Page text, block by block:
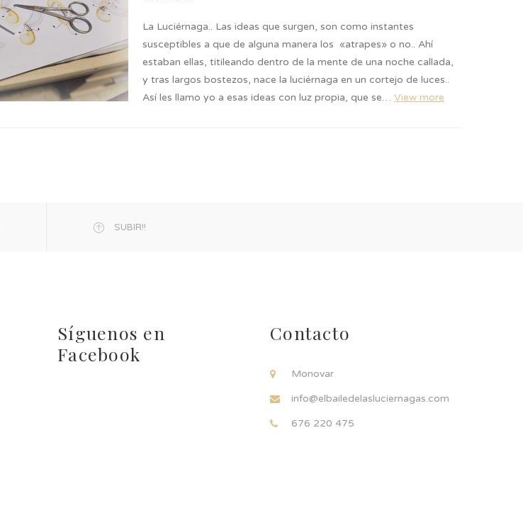
La Luciérnaga.. Las ideas que surgen, son como instantes
susceptibles a que de alguna manera los «atrapes» o no.. Ahí
estaban ellas, titileando dentro de la mente de una noche callada,
y tras largos bostezos, nace la luciérnaga en un cortejo de luces..
Así les llamo yo a esas ideas con luz propia, que se… View more
SUBIR!!
Síguenos en
Facebook
Contacto
Monovar
info@elbailedelasluciernagas.com
676 220 475